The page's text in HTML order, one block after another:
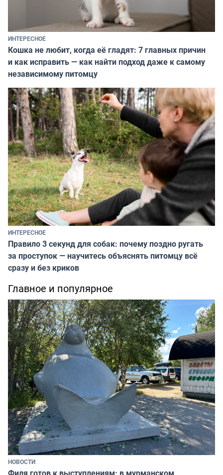
ИНТЕРЕСНОЕ
Кошка не любит, когда её гладят: 7 главных причин
и как исправить — как найти подход даже к самому
независимому питомцу
ИНТЕРЕСНОЕ
Правило 3 секунд для собак: почему поздно ругать
за проступок — научитесь объяснять питомцу всё
сразу и без криков
Главное и популярное
НОВОСТИ